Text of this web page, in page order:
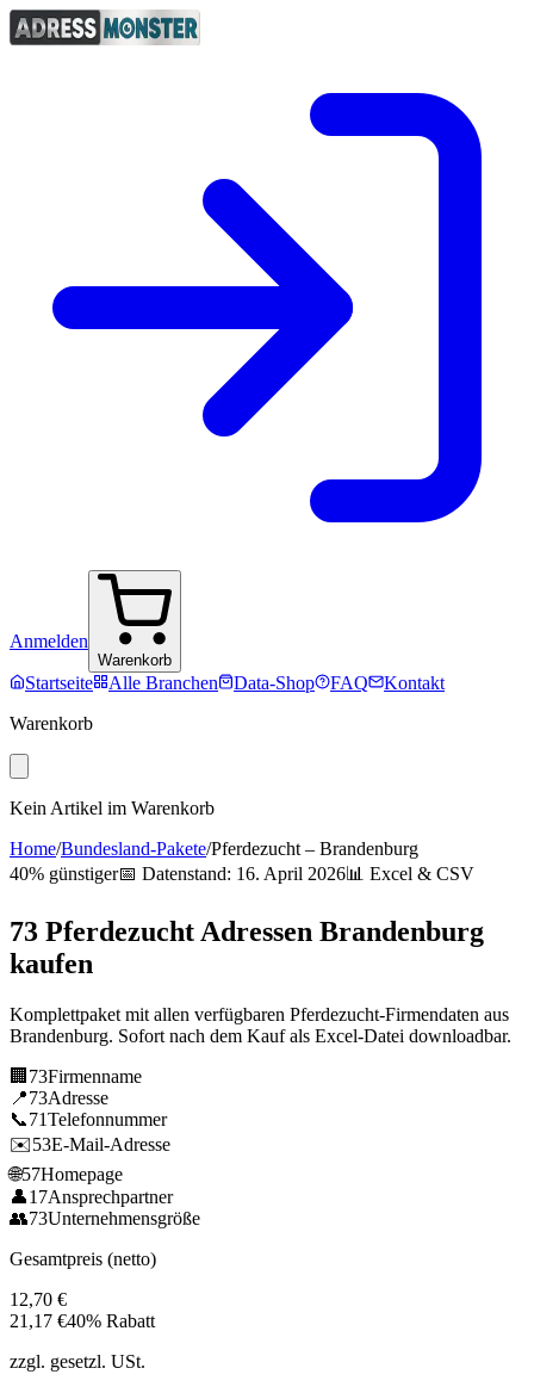
Anmelden
Warenkorb
Startseite Alle Branchen Data-Shop FAQ
Kontakt
Warenkorb
Kein Artikel im Warenkorb
Home/Bundesland-Pakete/Pferdezucht – Brandenburg
40% günstiger📅 Datenstand: 16. April 2026📊 Excel & CSV
73 Pferdezucht Adressen Brandenburg
kaufen
Komplettpaket mit allen verfügbaren Pferdezucht-Firmendaten aus
Brandenburg. Sofort nach dem Kauf als Excel-Datei downloadbar.
🏢 73Firmenname
📍73Adresse
📞71Telefonnummer
✉️53E-Mail-Adresse
🌐57Homepage
👤17Ansprechpartner
👥73Unternehmensgröße
Gesamtpreis (netto)
12,70 €
21,17 €40% Rabatt
zzgl. gesetzl. USt.